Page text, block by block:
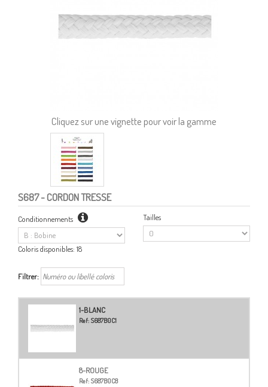
Cliquez sur une vignette pour voir la gamme
S687- CORDON TRESSE
Conditionnements Tailles
Coloris disponibles: 18
Filtrer:
1-BLANC
Ref: S687B0C1
8-ROUGE
Ref: S687B0C8